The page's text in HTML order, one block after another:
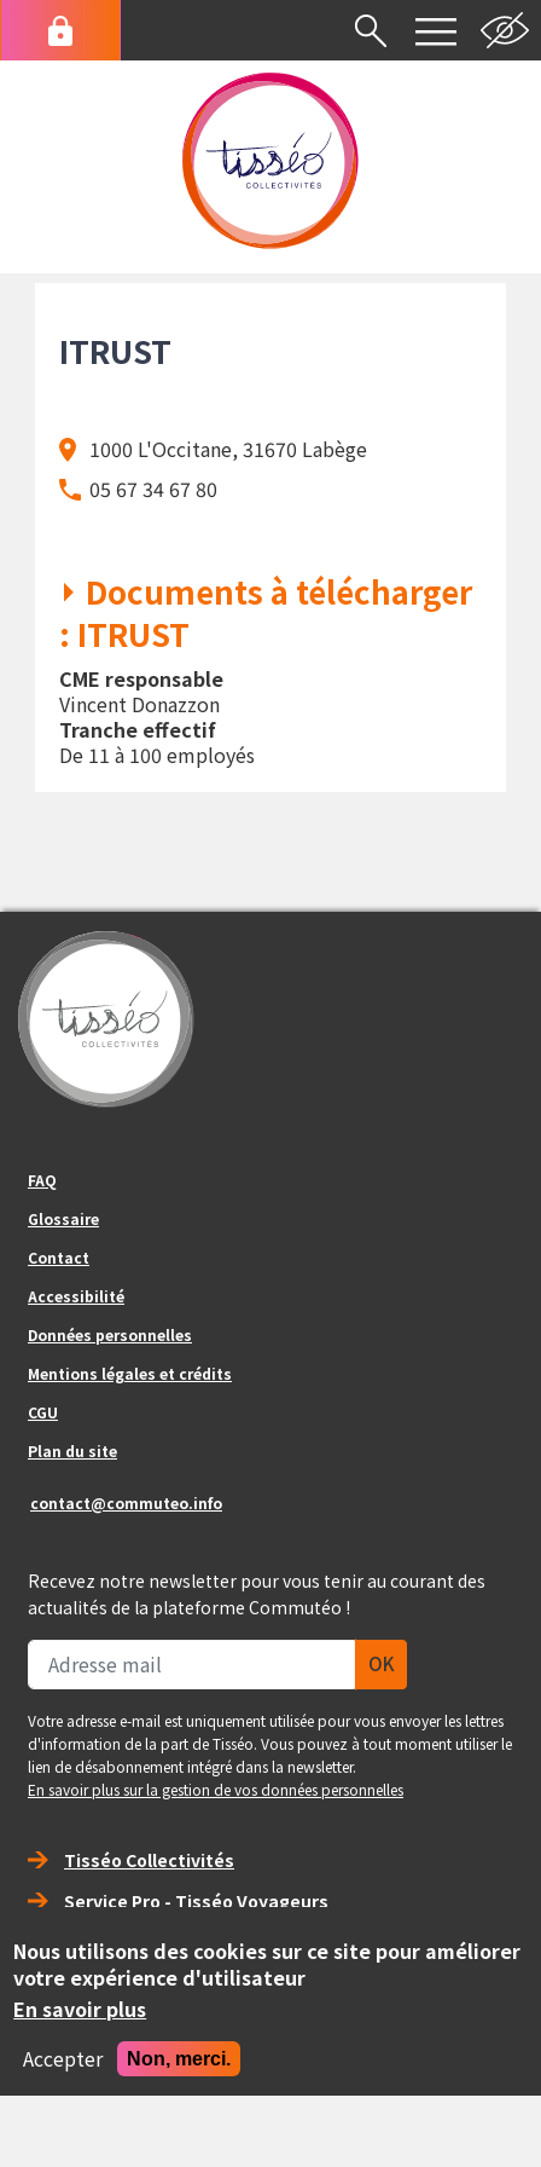
contenu
Menu
du
ITRUST
1000 L'Occitane, 31670 Labège
05 67 34 67 80
Documents à télécharger
: ITRUST
CME responsable
Vincent Donazzon
Tranche effectif
De 11 à 100 employés
FAQ
Glossaire
Contact
Footer_center
Accessibilité
Données personnelles
Mentions légales et crédits
CGU
Plan du site
contact@commuteo.info
Recevez notre newsletter pour vous tenir au courant des
actualités de la plateforme Commutéo !
Votre adresse e-mail est uniquement utilisée pour vous envoyer les lettres
d'information de la part de Tisséo. Vous pouvez à tout moment utiliser le
lien de désabonnement intégré dans la newsletter.
En savoir plus sur la gestion de vos données personnelles
Right_footer
Tisséo Collectivités
Service Pro - Tisséo Voyageurs
Tisséo Voyageurs
Copyright
© Tisséo Collectivités 2020 - Autorité organisatrice des
mobilités de la grande agglomération toulousaine.
Nous utilisons des cookies sur ce site pour améliorer
votre expérience d'utilisateur
En savoir plus
Accepter
Non, merci.